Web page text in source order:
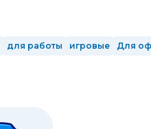
для работы игровые Для